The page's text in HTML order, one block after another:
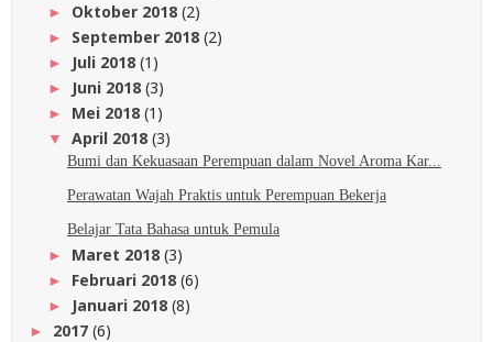
► Oktober 2018 (2)
► September 2018 (2)
► Juli 2018 (1)
► Juni 2018 (3)
► Mei 2018 (1)
▼ April 2018 (3)
Bumi dan Kekuasaan Perempuan dalam Novel Aroma Kar...
Perawatan Wajah Praktis untuk Perempuan Bekerja
Belajar Tata Bahasa untuk Pemula
► Maret 2018 (3)
► Februari 2018 (6)
► Januari 2018 (8)
► 2017 (6)